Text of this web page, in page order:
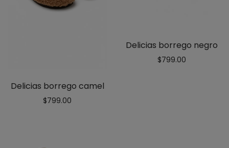
Delicias borrego camel
$799.00
Delicias borrego negro
$799.00